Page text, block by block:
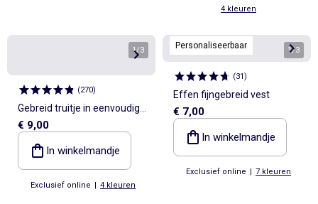
4 kleuren
1/3
(270)
Gebreid truitje in eenvoudige
ribbelsteek
€ 9,00
In winkelmandje
Exclusief online | 4 kleuren
Personaliseerbaar 1/3
(31)
Effen fijngebreid vest
€ 7,00
In winkelmandje
Exclusief online | 7 kleuren